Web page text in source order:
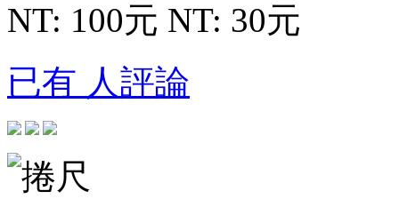
NT: 100元 NT: 30元
已有 人評論